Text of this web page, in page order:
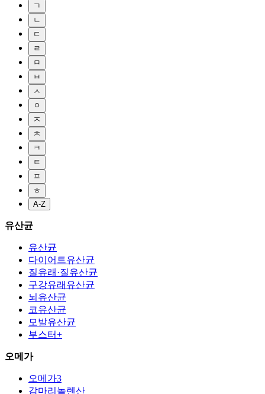
ㄱ
ㄴ
ㄷ
ㄹ
ㅁ
ㅂ
ㅅ
ㅇ
ㅈ
ㅊ
ㅋ
ㅌ
ㅍ
ㅎ
A-Z
유산균
유산균
다이어트유산균
질유래·질유산균
구강유래유산균
뇌유산균
코유산균
모발유산균
부스터+
오메가
오메가3
감마리놀렌산